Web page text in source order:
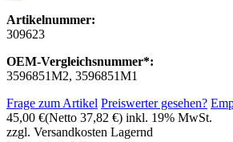
Artikelnummer:
309623
OEM-Vergleichsnummer*:
3596851M2, 3596851M1
Frage zum Artikel Preiswerter gesehen?
45,00 €(Netto 37,82 €) inkl. 19% MwSt.
zzgl. Versandkosten Lagernd